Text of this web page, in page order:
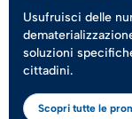
Usufruisci delle
soluzioni
cittadini.
Scopri tutte le